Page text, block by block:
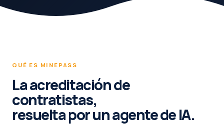
QUÉ ES MINEPASS
La acreditación de
contratistas,
resuelta por un agente de IA.